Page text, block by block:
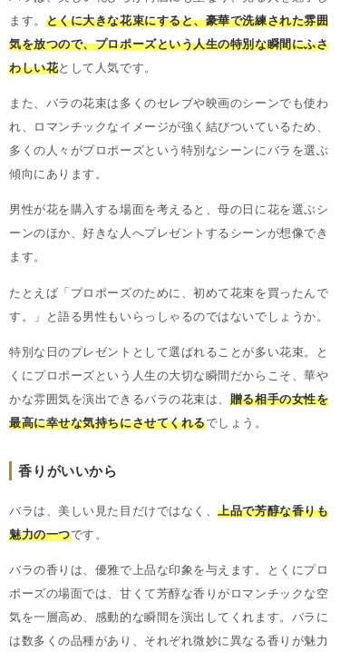
ます。 とくに大きな花束にすると、豪華で洗練された雰囲
気を放つので、プロポーズという人生の特別な瞬間にふさ
わしい花として人気です。
また、バラの花束は多くのセレブや映画のシーンでも使わ
れ、ロマンチックなイメージが強く結びついているため、
多くの人々がプロポーズという特別なシーンにバラを選ぶ
傾向にあります。
男性が花を購入する場面を考えると、母の日に花を選ぶシ
ーンのほか、好きな人へプレゼントするシーンが想像でき
ます。
たとえば「プロポーズのために、初めて花束を買ったんで
す。」と語る男性もいらっしゃるのではないでしょうか。
特別な日のプレゼントとして選ばれることが多い花束。と
くにプロポーズという人生の大切な瞬間だからこそ、華や
かな雰囲気を演出できるバラの花束は、 贈る相手の女性を
最高に幸せな気持ちにさせてくれるでしょう。
香りがいいから
バラは、美しい見た目だけではなく、上品で芳醇な香りも
魅力の一つです。
バラの香りは、優雅で上品な印象を与えます。とくにプロ
ポーズの場面では、甘くて芳醇な香りがロマンチックな空
気を一層高め、感動的な瞬間を演出してくれます。バラに
は数多くの品種があり、それぞれ微妙に異なる香りが魅力